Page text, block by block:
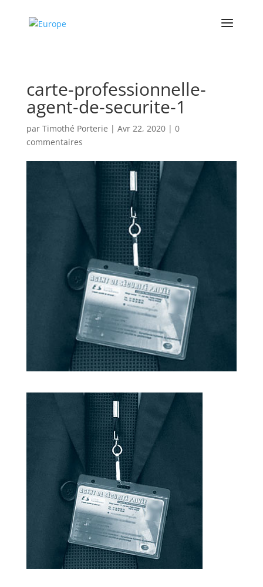
carte-professionnelle-
agent-de-securite-1
par Timothé Porterie | Avr 22, 2020| 0
commentaires